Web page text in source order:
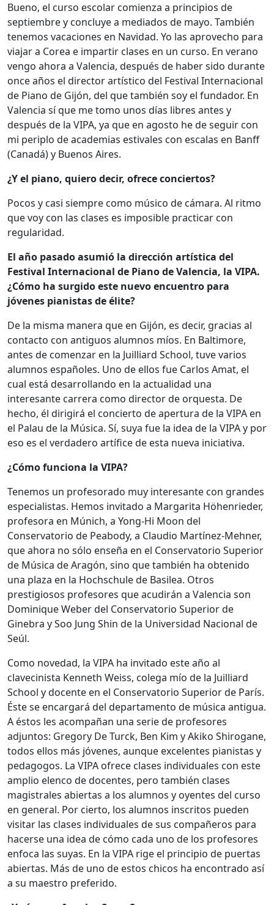
Bueno, el curso escolar comienza a principios de
septiembre y concluye a mediados de mayo. También
tenemos vacaciones en Navidad. Yo las aprovecho para
viajar a Corea e impartir clases en un curso. En verano
vengo ahora a Valencia, después de haber sido durante
once años el director artístico del Festival Internacional
de Piano de Gijón, del que también soy el fundador. En
Valencia sí que me tomo unos días libres antes y
después de la VIPA, ya que en agosto he de seguir con
mi periplo de academias estivales con escalas en Banff
(Canadá) y Buenos Aires.
¿Y el piano, quiero decir, ofrece conciertos?
Pocos y casi siempre como músico de cámara. Al ritmo
que voy con las clases es imposible practicar con
regularidad.
El año pasado asumió la dirección artística del
Festival Internacional de Piano de Valencia, la VIPA.
¿Cómo ha surgido este nuevo encuentro para
jóvenes pianistas de élite?
De la misma manera que en Gijón, es decir, gracias al
contacto con antiguos alumnos míos. En Baltimore,
antes de comenzar en la Juilliard School, tuve varios
alumnos españoles. Uno de ellos fue Carlos Amat, el
cual está desarrollando en la actualidad una
interesante carrera como director de orquesta. De
hecho, él dirigirá el concierto de apertura de la VIPA en
el Palau de la Música. Sí, suya fue la idea de la VIPA y por
eso es el verdadero artífice de esta nueva iniciativa.
¿Cómo funciona la VIPA?
Tenemos un profesorado muy interesante con grandes
especialistas. Hemos invitado a Margarita Höhenrieder,
profesora en Múnich, a Yong-Hi Moon del
Conservatorio de Peabody, a Claudio Martínez-Mehner,
que ahora no sólo enseña en el Conservatorio Superior
de Música de Aragón, sino que también ha obtenido
una plaza en la Hochschule de Basilea. Otros
prestigiosos profesores que acudirán a Valencia son
Dominique Weber del Conservatorio Superior de
Ginebra y Soo Jung Shin de la Universidad Nacional de
Seúl.
Como novedad, la VIPA ha invitado este año al
clavecinista Kenneth Weiss, colega mío de la Juilliard
School y docente en el Conservatorio Superior de París.
Éste se encargará del departamento de música antigua.
A éstos les acompañan una serie de profesores
adjuntos: Gregory De Turck, Ben Kim y Akiko Shirogane,
todos ellos más jóvenes, aunque excelentes pianistas y
pedagogos. La VIPA ofrece clases individuales con este
amplio elenco de docentes, pero también clases
magistrales abiertas a los alumnos y oyentes del curso
en general. Por cierto, los alumnos inscritos pueden
visitar las clases individuales de sus compañeros para
hacerse una idea de cómo cada uno de los profesores
enfoca las suyas. En la VIPA rige el principio de puertas
abiertas. Más de uno de estos chicos ha encontrado así
a su maestro preferido.